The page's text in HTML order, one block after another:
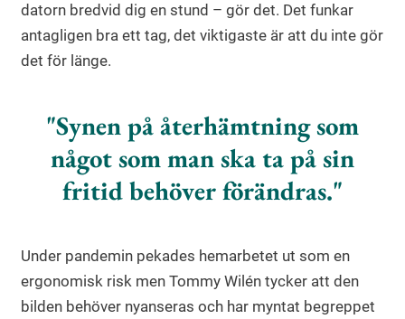
datorn bredvid dig en stund – gör det. Det funkar
antagligen bra ett tag, det viktigaste är att du inte gör
det för länge.
Synen på återhämtning som
något som man ska ta på sin
fritid behöver förändras.
Under pandemin pekades hemarbetet ut som en
ergonomisk risk men Tommy Wilén tycker att den
bilden behöver nyanseras och har myntat begreppet